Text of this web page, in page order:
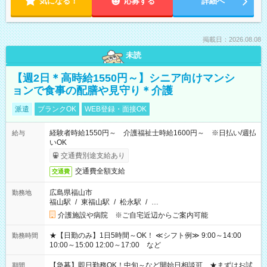
掲載日：2026.08.08
未読
【週2日＊高時給1550円～】シニア向けマンシ
ョンで食事の配膳や見守り＊介護
派遣 ブランクOK WEB登録・面接OK
給与
経験者時給1550円～ 介護福祉士時給1600円～ ※日払い/週払
いOK
交通費別途支給あり
交通費 交通費全額支給
勤務地
広島県福山市
福山駅 / 東福山駅 / 松永駅 / …
介護施設や病院 ※ご自宅近辺からご案内可能
勤務時間
★【日勤のみ】1日5時間～OK！ ≪シフト例≫ 9:00～14:00
10:00～15:00 12:00～17:00 など
期間 【急募】即日勤務OK！中旬～など開始日相談可 ★まずはお試